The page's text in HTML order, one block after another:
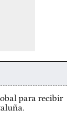
para recibir